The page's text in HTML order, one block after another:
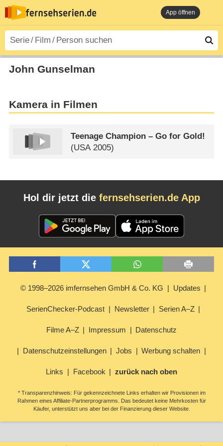
App öffnen
John Gunselman
Kamera in Filmen
Teenage Champion – Go for Gold!
(USA 2005)
Hol dir jetzt die fernsehserien.de App
© 1998–2026 imfernsehen GmbH & Co. KG Updates
SerienChecker-Podcast Newsletter Serien A–Z
Filme A–Z Impressum Datenschutz
Datenschutzeinstellungen Jobs Werbung schalten
Links Facebook zurück nach oben
* Transparenzhinweis: Für gekennzeichnete Links erhalten wir Provisionen im
Rahmen eines Affiliate-Partnerprogramms. Das bedeutet keine Mehrkosten für
Käufer, unterstützt uns aber bei der Finanzierung dieser Website.